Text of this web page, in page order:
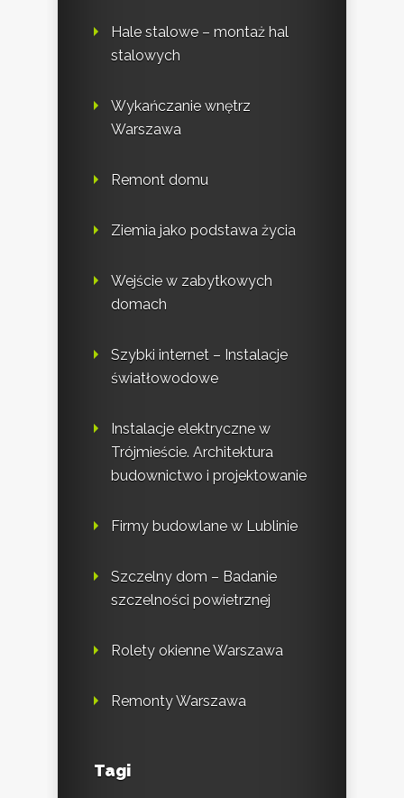
Hale stalowe – montaż hal
stalowych
Wykańczanie wnętrz
Warszawa
Remont domu
Ziemia jako podstawa życia
Wejście w zabytkowych
domach
Szybki internet – Instalacje
światłowodowe
Instalacje elektryczne w
Trójmieście. Architektura
budownictwo i projektowanie
Firmy budowlane w Lublinie
Szczelny dom – Badanie
szczelności powietrznej
Rolety okienne Warszawa
Remonty Warszawa
Tagi